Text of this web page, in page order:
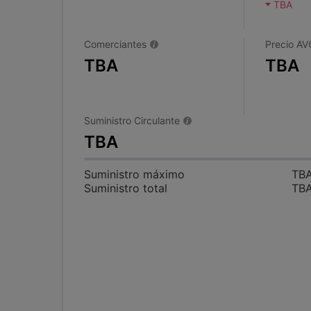
TBA
Comerciantes
TBA
Precio
TBA
Suministro Circulante
TBA
Suministro máximo
Suministro total